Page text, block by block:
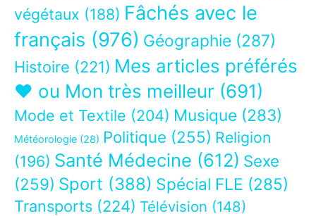
végétaux (188) Fâchés avec le
français (976) Géographie (287)
Histoire (221) Mes articles préférés
❤ ou Mon très meilleur (691)
Mode et Textile (204) Musique (283)
Météorologie (28) Politique (255) Religion
(196) Santé Médecine (612) Sexe
(259) Sport (388) Spécial FLE (285)
Transports (224) Télévision (148)